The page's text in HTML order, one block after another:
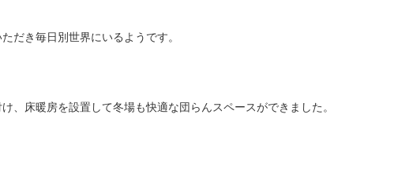
だき毎日別世界にいるようです。
、床暖房を設置して冬場も快適な団らんスペースができました。